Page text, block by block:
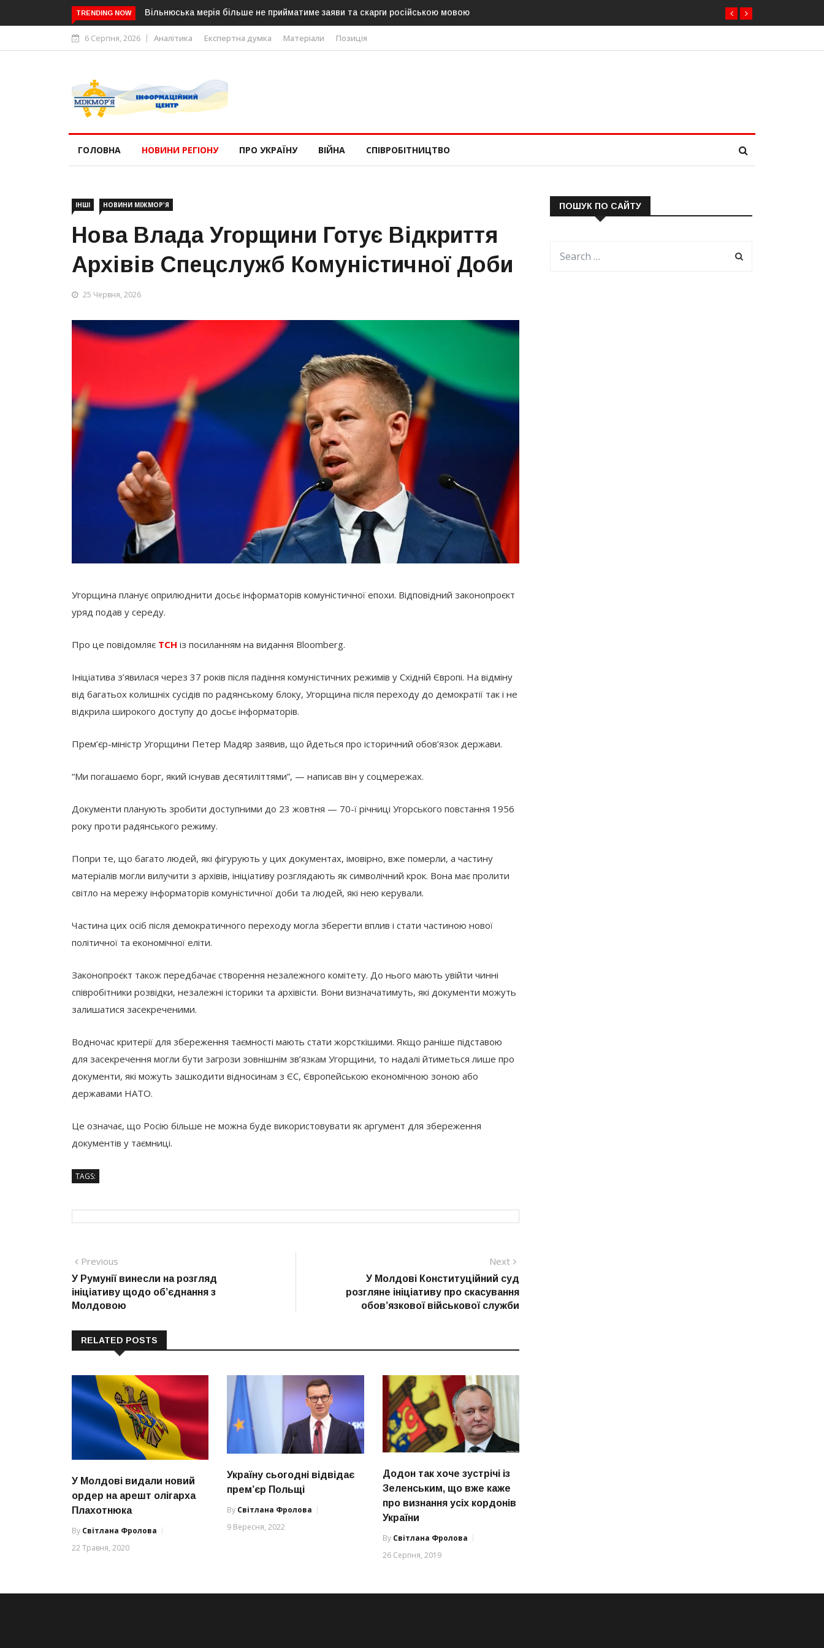
TRENDING NOWВільнюська мерія більше не прийматиме заяви та скарги російською мовоюВ Угорщині можуть обрати нового президента вже 11 серпня — фракція
«Тиси»
6 Серпня, 2026 Аналітика Експертна думка Матеріали Позиція
ГОЛОВНА НОВИНИ РЕГІОНУ ПРО УКРАЇНУ ВІЙНА СПІВРОБІТНИЦТВО
ІНШІ НОВИНИ МІЖМОР'Я
Нова Влада Угорщини Готує Відкриття
Архівів Спецслужб Комуністичної Доби
25 Червня, 2026
Угорщина планує оприлюднити досьє інформаторів комуністичної епохи. Відповідний законопроєкт
уряд подав у середу.
Про це повідомляє ТСН із посиланням на видання Bloomberg.
Ініціатива з’явилася через 37 років після падіння комуністичних режимів у Східній Європі. На відміну
від багатьох колишніх сусідів по радянському блоку, Угорщина після переходу до демократії так і не
відкрила широкого доступу до досьє інформаторів.
Прем’єр-міністр Угорщини Петер Мадяр заявив, що йдеться про історичний обов’язок держави.
“Ми погашаємо борг, який існував десятиліттями”, — написав він у соцмережах.
Документи планують зробити доступними до 23 жовтня — 70-ї річниці Угорського повстання 1956
року проти радянського режиму.
Попри те, що багато людей, які фігурують у цих документах, імовірно, вже померли, а частину
матеріалів могли вилучити з архівів, ініціативу розглядають як символічний крок. Вона має пролити
світло на мережу інформаторів комуністичної доби та людей, які нею керували.
Частина цих осіб після демократичного переходу могла зберегти вплив і стати частиною нової
політичної та економічної еліти.
Законопроєкт також передбачає створення незалежного комітету. До нього мають увійти чинні
співробітники розвідки, незалежні історики та архівісти. Вони визначатимуть, які документи можуть
залишатися засекреченими.
Водночас критерії для збереження таємності мають стати жорсткішими. Якщо раніше підставою
для засекречення могли бути загрози зовнішнім зв’язкам Угорщини, то надалі йтиметься лише про
документи, які можуть зашкодити відносинам з ЄС, Європейською економічною зоною або
державами НАТО.
Це означає, що Росію більше не можна буде використовувати як аргумент для збереження
документів у таємниці.
TAGS:
Навігація
записів
Previous
post:
У Румунії винесли на розгляд
ініціативу щодо об’єднання з
Молдовою
Next
У Молдові Конституційний суд
розгляне ініціативу про скасування
обов’язкової військової служби
RELATED POSTS
У Молдові видали новий
ордер на арешт олігарха
Плахотнюка
By Світлана Фролова
22 Травня, 2020
Україну сьогодні відвідає
прем’єр Польщі
By Світлана Фролова
9 Вересня, 2022
Додон так хоче зустрічі із
Зеленським, що вже каже
про визнання усіх кордонів
України
By Світлана Фролова
26 Серпня, 2019
ПОШУК ПО САЙТУ